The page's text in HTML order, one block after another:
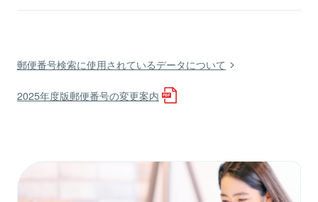
郵便番号検索に使用されているデータについて
2025年度版郵便番号の変更案内